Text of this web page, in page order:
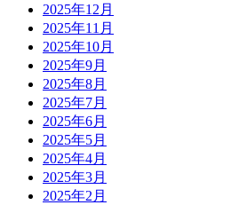
2025年12月
2025年11月
2025年10月
2025年9月
2025年8月
2025年7月
2025年6月
2025年5月
2025年4月
2025年3月
2025年2月